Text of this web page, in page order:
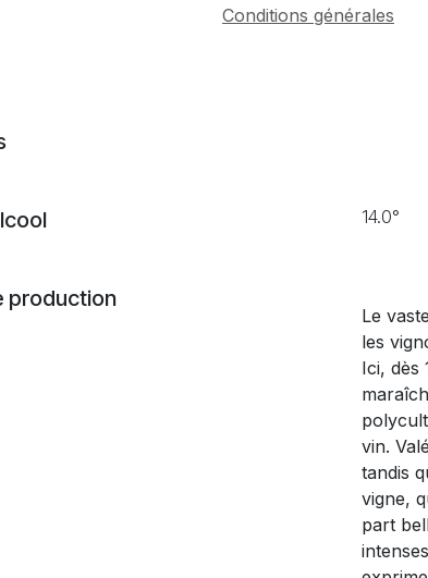
Conditions générales
14.0°
production
Le
les
Ici, dès
vin.
tandis
vigne,
part